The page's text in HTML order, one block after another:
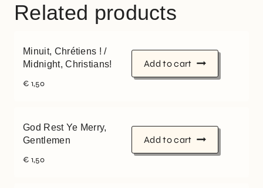
Related products
Minuit, Chrétiens ! /
Midnight, Christians!
€ 1,50
Add to cart
God Rest Ye Merry,
Gentlemen
€ 1,50
Add to cart